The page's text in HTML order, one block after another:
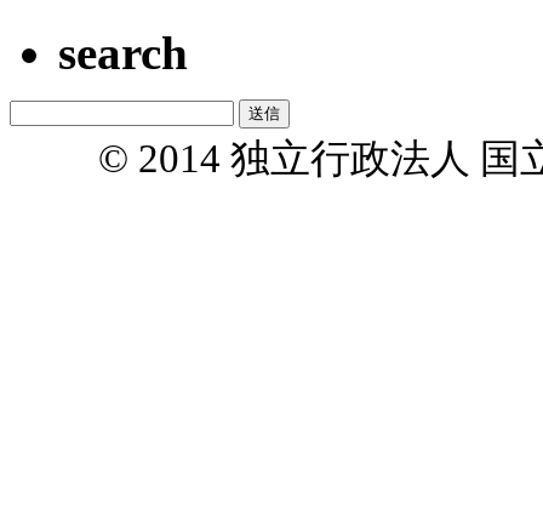
search
© 2014 独立行政法人 国